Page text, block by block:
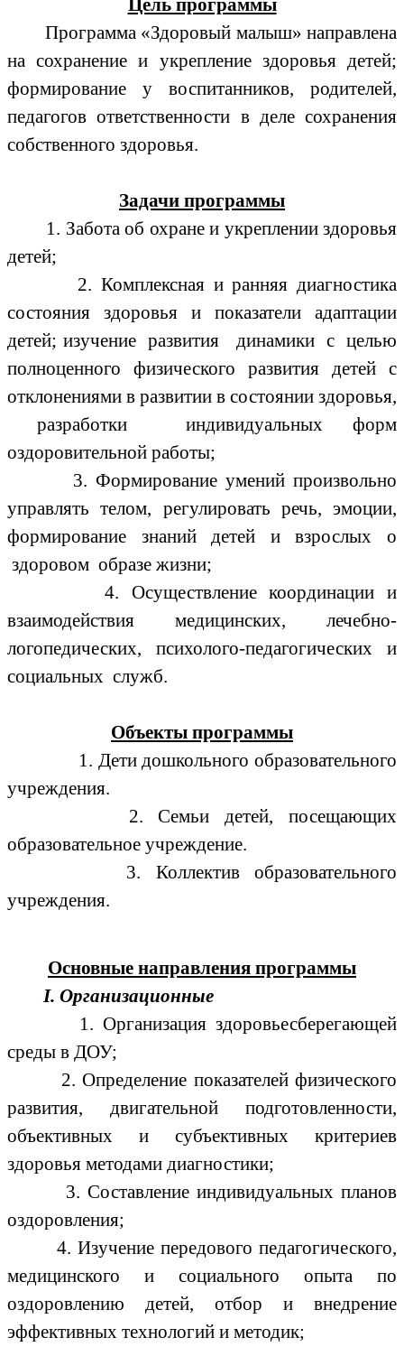
Программа «Здоровый малыш» направлена
на сохранение и укрепление здоровья детей;
формирование у воспитанников, родителей,
педагогов ответственности в деле сохранения
собственного здоровья.
Задачи программы
1. Забота об охране и укреплении здоровья
детей;
2. Комплексная и ранняя диагностика
состояния здоровья и показатели адаптации
детей; изучение развития динамики с целью
полноценного физического развития детей с
отклонениями в развитии в состоянии здоровья,
разработки индивидуальных форм
оздоровительной работы;
3. Формирование умений произвольно
управлять телом, регулировать речь, эмоции,
формирование знаний детей и взрослых о
здоровом образе жизни;
4. Осуществление координации и
взаимодействия медицинских, лечебно-
логопедических, психолого-педагогических и
социальных служб.
Объекты программы
1. Дети дошкольного образовательного
учреждения.
2. Семьи детей, посещающих
образовательное учреждение.
3. Коллектив образовательного
учреждения.
Основные направления программы
I. Организационные
1. Организация здоровьесберегающей
среды в ДОУ;
2. Определение показателей физического
развития, двигательной подготовленности,
объективных и субъективных критериев
здоровья методами диагностики;
3. Составление индивидуальных планов
оздоровления;
4. Изучение передового педагогического,
медицинского и социального опыта по
оздоровлению детей, отбор и внедрение
эффективных технологий и методик;